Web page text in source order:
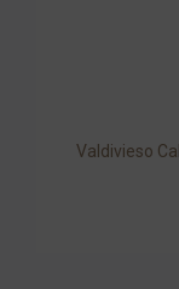
Valdivieso